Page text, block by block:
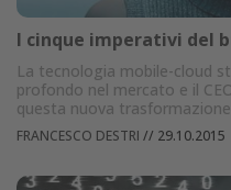
I cinque imperativi del
La tecnologia mobile-cloud
profondo nel mercato e il
questa nuova
FRANCESCO DESTRI // 29.10.2015